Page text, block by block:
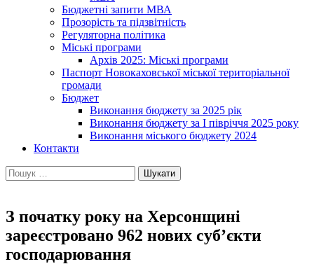
Бюджетні запити МВА
Прозорість та підзвітність
Регуляторна політика
Міські програми
Архів 2025: Міські програми
Паспорт Новокаховської міської територіальної
громади
Бюджет
Виконання бюджету за 2025 рік
Виконання бюджету за І півріччя 2025 року
Виконання міського бюджету 2024
Контакти
Пошук:
З початку року на Херсонщині
зареєстровано 962 нових суб’єкти
господарювання